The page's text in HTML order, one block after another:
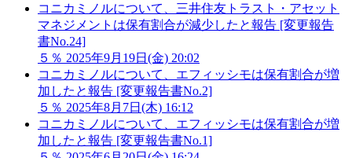
コニカミノルについて、三井住友トラスト・アセット
マネジメントは保有割合が減少したと報告 [変更報告
書No.24]
５％ 2025年9月19日(金) 20:02
コニカミノルについて、エフィッシモは保有割合が増
加したと報告 [変更報告書No.2]
５％ 2025年8月7日(木) 16:12
コニカミノルについて、エフィッシモは保有割合が増
加したと報告 [変更報告書No.1]